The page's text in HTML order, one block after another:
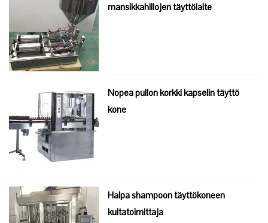
mansikkahillojen täyttölaite
Nopea pullon korkki kapselin täyttö
kone
Halpa shampoon täyttökoneen
kultatoimittaja